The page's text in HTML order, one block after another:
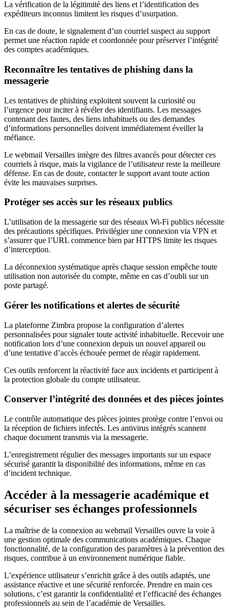
La vérification de la légitimité des liens et l’identification des
expéditeurs inconnus limitent les risques d’usurpation.
En cas de doute, le signalement d’un courriel suspect au support
permet une réaction rapide et coordonnée pour préserver l’intégrité
des comptes académiques.
Reconnaître les tentatives de phishing dans la
messagerie
Les tentatives de phishing exploitent souvent la curiosité ou
l’urgence pour inciter à révéler des identifiants. Les messages
contenant des fautes, des liens inhabituels ou des demandes
d’informations personnelles doivent immédiatement éveiller la
méfiance.
Le webmail Versailles intègre des filtres avancés pour détecter ces
courriels à risque, mais la vigilance de l’utilisateur reste la meilleure
défense. En cas de doute, contacter le support avant toute action
évite les mauvaises surprises.
Protéger ses accès sur les réseaux publics
L’utilisation de la messagerie sur des réseaux Wi-Fi publics nécessite
des précautions spécifiques. Privilégier une connexion via VPN et
s’assurer que l’URL commence bien par HTTPS limite les risques
d’interception.
La déconnexion systématique après chaque session empêche toute
utilisation non autorisée du compte, même en cas d’oubli sur un
poste partagé.
Gérer les notifications et alertes de sécurité
La plateforme Zimbra propose la configuration d’alertes
personnalisées pour signaler toute activité inhabituelle. Recevoir une
notification lors d’une connexion depuis un nouvel appareil ou
d’une tentative d’accès échouée permet de réagir rapidement.
Ces outils renforcent la réactivité face aux incidents et participent à
la protection globale du compte utilisateur.
Conserver l’intégrité des données et des pièces jointes
Le contrôle automatique des pièces jointes protège contre l’envoi ou
la réception de fichiers infectés. Les antivirus intégrés scannent
chaque document transmis via la messagerie.
L’enregistrement régulier des messages importants sur un espace
sécurisé garantit la disponibilité des informations, même en cas
d’incident technique.
Accéder à la messagerie académique et
sécuriser ses échanges professionnels
La maîtrise de la connexion au webmail Versailles ouvre la voie à
une gestion optimale des communications académiques. Chaque
fonctionnalité, de la configuration des paramètres à la prévention des
risques, contribue à un environnement numérique fiable.
L’expérience utilisateur s’enrichit grâce à des outils adaptés, une
assistance réactive et une sécurité renforcée. Prendre en main ces
solutions, c’est garantir la confidentialité et l’efficacité des échanges
professionnels au sein de l’académie de Versailles.